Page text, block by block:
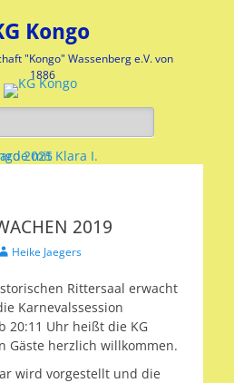
Kongo
"Kongo" Wassenberg e.V. von
1886
2019
AutorHeike Jaegers
Rittersaal erwacht
Karnevalssession
20:11 Uhr heißt die KG
Gäste herzlich willkommen.
wird vorgestellt und die